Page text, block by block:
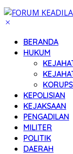
BERANDA
HUKUM
KEPOLISIAN
KEJAKSAAN
PENGADILAN
MILITER
POLITIK
DAERAH